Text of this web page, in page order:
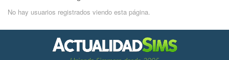
No hay usuarios registrados viendo esta página.